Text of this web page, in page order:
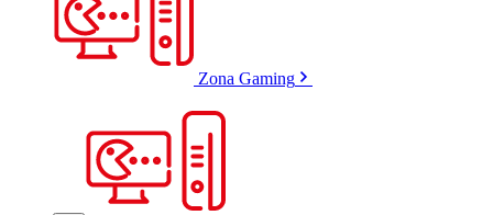
Zona Gaming